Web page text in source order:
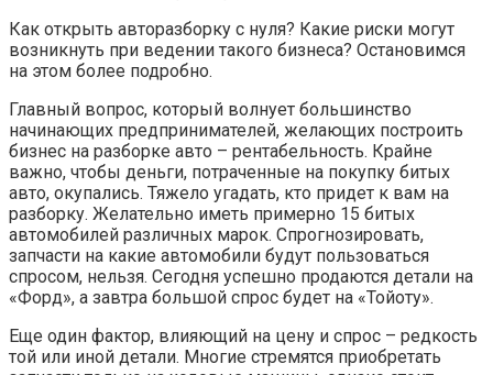
Как открыть авторазборку с нуля? Какие риски могут
возникнуть при ведении такого бизнеса? Остановимся
на этом более подробно.
Главный вопрос, который волнует большинство
начинающих предпринимателей, желающих построить
бизнес на разборке авто – рентабельность. Крайне
важно, чтобы деньги, потраченные на покупку битых
авто, окупались. Тяжело угадать, кто придет к вам на
разборку. Желательно иметь примерно 15 битых
автомобилей различных марок. Спрогнозировать,
запчасти на какие автомобили будут пользоваться
спросом, нельзя. Сегодня успешно продаются детали на
«Форд», а завтра большой спрос будет на «Тойоту».
Еще один фактор, влияющий на цену и спрос – редкость
той или иной детали. Многие стремятся приобретать